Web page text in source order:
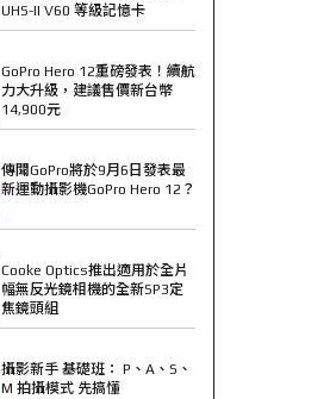
UHS-II V60 等級記憶卡
GoPro Hero 12重磅發表！續航
力大升級，建議售價新台幣
14,900元
傳聞GoPro將於9月6日發表最
新運動攝影機GoPro Hero 12？
Cooke Optics推出適用於全片
幅無反光鏡相機的全新SP3定
焦鏡頭組
攝影新手 基礎班： P、A、S、
M 拍攝模式 先搞懂